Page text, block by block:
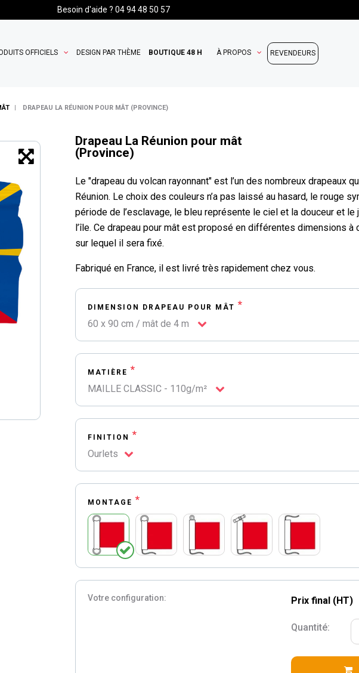
Besoin d'aide ? 04 94 48 50 57
OFFICIELS DESIGN PAR THÈME BOUTIQUE 48 H À PROPOS REVENDEURS
DRAPEAU LA RÉUNION POUR MÂT (PROVINCE)
Drapeau La Réunion pour mât
(Province)
Le "drapeau du volcan rayonnant" est l’un des nombreux drapeaux
Réunion. Le choix des couleurs n’a pas laissé au hasard, le rouge
période de l’esclavage, le bleu représente le ciel et la douceur et le
l’île. Ce drapeau pour mât est proposé en différentes dimensions à
sur lequel il sera fixé.
Fabriqué en France, il est livré très rapidement chez vous.
DIMENSION DRAPEAU POUR MÂT *
60 x 90 cm / mât de 4 m
MATIÈRE *
MAILLE CLASSIC - 110g/m²
FINITION *
Ourlets
MONTAGE *
Votre configuration: Prix final (HT)
Quantité: